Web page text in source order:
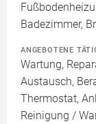
Badezimmer,
ANGEBOTENE
Wartung,
Austausch,
Thermostat,
Reinigung /